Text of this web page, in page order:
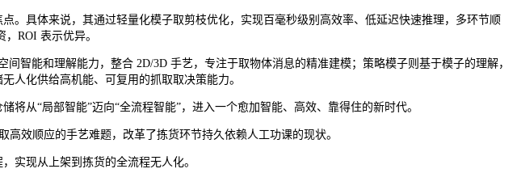
具体来说，其通过轻量化模子取剪枝优化，实现百毫秒级别高效率、低延迟快速推理，多环节顺
ROI 表示优异。
能和理解能力，整合 2D/3D 手艺，专注于取物体消息的精准建模；策略模子则基于模子的理解，
人化供给高机能、可复用的抓取取决策能力。
从“局部智能”迈向“全流程智能”，进入一个愈加智能、高效、靠得住的新时代。
效顺应的手艺难题，改革了拣货环节持久依赖人工功课的现状。
现从上架到拣货的全流程无人化。